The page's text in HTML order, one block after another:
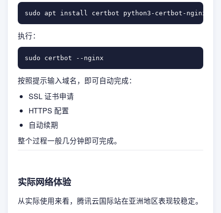
执行：
按照提示输入域名，即可自动完成：
SSL 证书申请
HTTPS 配置
自动续期
整个过程一般几分钟即可完成。
实际网络体验
从实际使用来看，腾讯云国际站在亚洲地区表现较稳定。